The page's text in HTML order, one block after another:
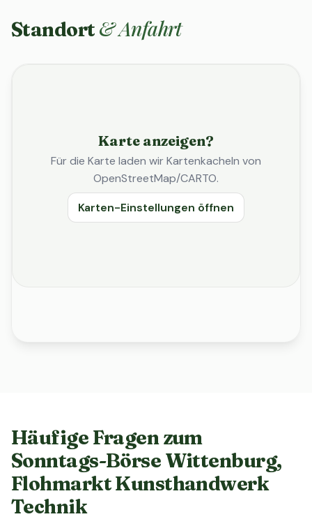
Standort & Anfahrt
Karte anzeigen?
Für die Karte laden wir Kartenkacheln von
OpenStreetMap/CARTO.
Karten-Einstellungen öffnen
Häufige Fragen zum
Sonntags-Börse Wittenburg,
Flohmarkt Kunsthandwerk
Technik